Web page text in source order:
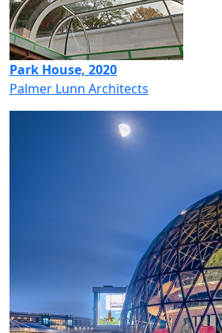
Park House, 2020
Palmer Lunn Architects